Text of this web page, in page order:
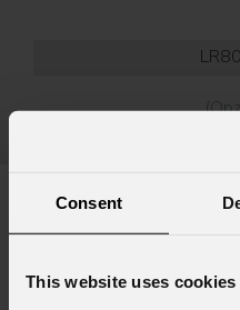
Consent
This website uses cookies
DOWNLOAD